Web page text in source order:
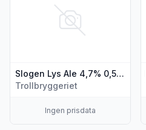
Slogen Lys Ale 4,7% 0,5l flaske
Trollbryggeriet
Ingen prisdata